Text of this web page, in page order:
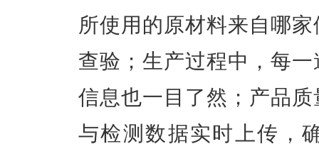
所使用的原材料来自哪
查验；生产过程中，每
信息也一目了然；产品
与检测数据实时上传，